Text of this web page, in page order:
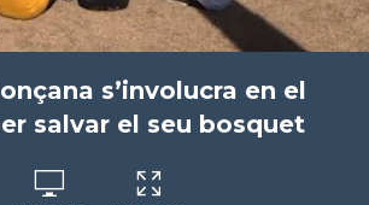
s’involucra en el
salvar el seu bosquet